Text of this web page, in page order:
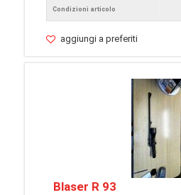
Condizioni articolo
aggiungi a preferiti
Blaser R 93